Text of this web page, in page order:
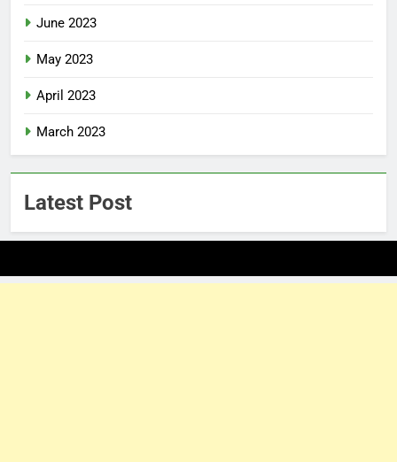
June 2023
May 2023
April 2023
March 2023
Latest Post